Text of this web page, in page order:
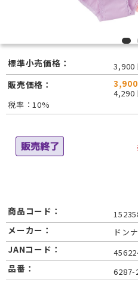
標準小売価格： 3,900
販売価格：
4,290
税率：10%
商品コード：
メーカー： ドン
JANコード：
品番：
6287-